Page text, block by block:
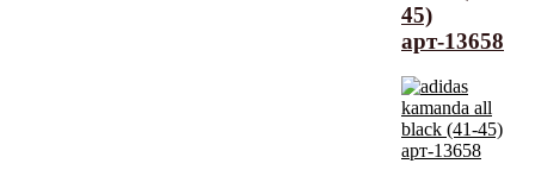
45)
арт-13658